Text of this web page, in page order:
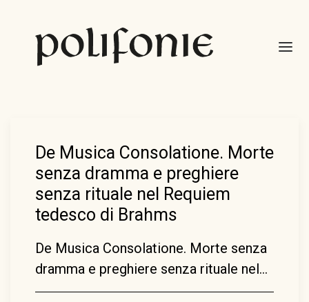
De Musica Consolatione. Morte
senza dramma e preghiere
senza rituale nel Requiem
tedesco di Brahms
De Musica Consolatione. Morte senza
dramma e preghiere senza rituale nel…